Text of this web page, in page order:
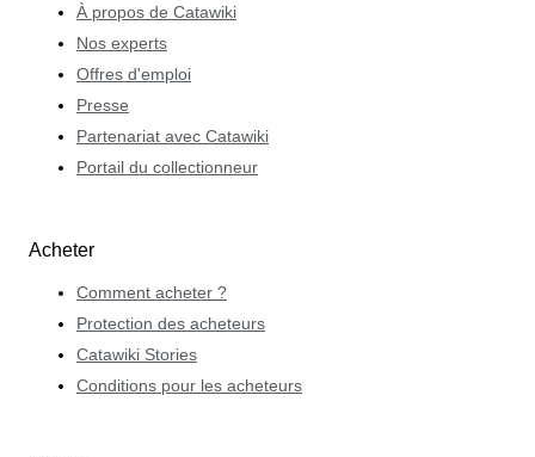
À propos de Catawiki
Nos experts
Offres d'emploi
Presse
Partenariat avec Catawiki
Portail du collectionneur
Acheter
Comment acheter ?
Protection des acheteurs
Catawiki Stories
Conditions pour les acheteurs